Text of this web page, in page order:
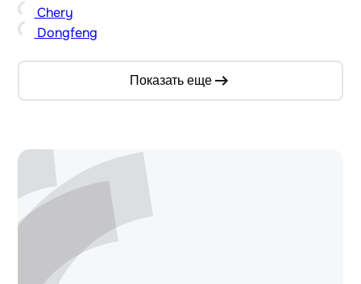
Chery
Dongfeng
Показать еще